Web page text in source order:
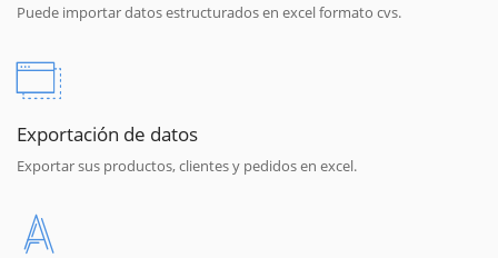
Puede importar datos estructurados en excel formato cvs.
Exportación de datos
Exportar sus productos, clientes y pedidos en excel.